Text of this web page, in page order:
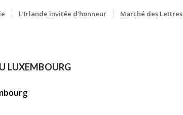
L’Irlande invitée d’honneur Marché des Lettres
LUXEMBOURG